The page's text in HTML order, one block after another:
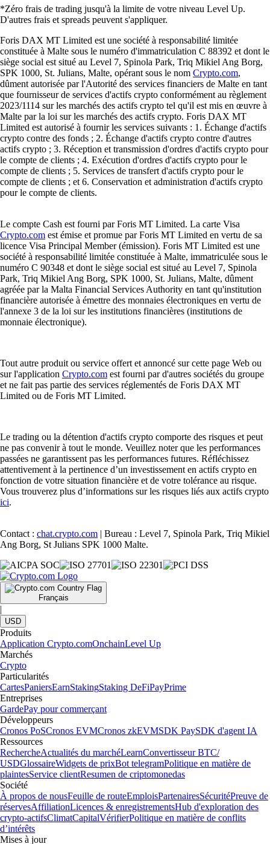
*Zéro frais de trading jusqu'à la limite de votre niveau Level Up.
D'autres frais et spreads peuvent s'appliquer.
Foris DAX MT Limited est une société à responsabilité limitée
constituée à Malte sous le numéro d'immatriculation C 88392 et dont le
siège social est situé au Level 7, Spinola Park, Triq Mikiel Ang Borg,
SPK 1000, St. Julians, Malte, opérant sous le nom Crypto.com,
dûment autorisée par l'Autorité des services financiers de Malte en tant
que fournisseur de services d'actifs crypto conformément au règlement
2023/1114 sur les marchés des actifs crypto tel qu'il est mis en œuvre à
Malte par la loi sur les marchés des actifs crypto. Foris DAX MT
Limited est autorisé à fournir les services suivants : 1. Échange d'actifs
crypto contre des fonds ; 2. Échange d'actifs crypto contre d'autres
actifs crypto ; 3. Réception et transmission d'ordres d'actifs crypto pour
le compte de clients ; 4. Exécution d'ordres d'actifs crypto pour le
compte de clients ; 5. Services de transfert d'actifs crypto pour le
compte de clients ; et 6. Conservation et administration d'actifs crypto
pour le compte de clients.
Le compte Cash est fourni par Foris MT Limited. La carte Visa
Crypto.com est émise et promue par Foris MT Limited en vertu de sa
licence Visa Principal Member (émission). Foris MT Limited est une
société à responsabilité limitée constituée à Malte, immatriculée sous le
numéro C 90348 et dont le siège social est situé au Level 7, Spinola
Park, Triq Mikiel Ang Borg, SPK 1000, St. Julians, Malte, dûment
agréée par la Malta Financial Services Authority en tant qu'institution
financière autorisée à émettre des monnaies électroniques en vertu de
l'annexe 3 de la loi sur les institutions financières (institutions de
monnaie électronique).
Tout autre produit ou service offert et annoncé sur cette page Web ou
sur l'application Crypto.com est fourni par d'autres sociétés du groupe
et ne fait pas partie des services réglementés de Foris DAX MT
Limited ou de Foris MT Limited.
Le trading ou la détention d'actifs crypto comporte des risques et peut
ne pas convenir à tout le monde. Veuillez noter que les performances
passées ne garantissent pas les performances futures. Réfléchissez
attentivement à la pertinence d’un investissement en actifs crypto en
fonction de votre situation financière et de votre tolérance au risque.
Vous trouverez plus d’informations sur les risques liés aux actifs crypto
ici.
Contact : chat.crypto.com | Bureau : Level 7, Spinola Park, Triq Mikiel
Ang Borg, St Julians SPK 1000 Malte.
Français
|
USD
Produits
Application Crypto.comOnchainLevel Up
Marchés
Crypto
Particularités
CartesPaniersEarnStakingStaking DeFiPayPrime
Entreprises
GardePay pour commerçant
Développeurs
Cronos PoSCronos EVMCronos zkEVMSDK PaySDK d'agent IA
Ressources
RechercheActualités du marchéLearnConvertisseur BTC/
USDGlossaireWidgets de prixBot telegramPolitique en matière de
plaintesService clientResumen de criptomonedas
Société
À propos de nousFeuille de routeEmploisPartenairesSécuritéPreuve de
réservesAffiliationLicences & enregistrementsHub d'exploration des
crypto-actifsClimatCapitalVérifierPolitique en matière de conflits
d’intérêts
Mises à jour